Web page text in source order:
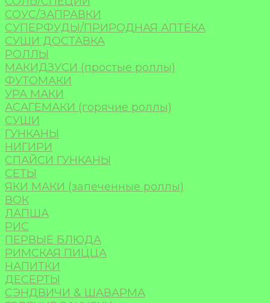
СОУС/ЗАПРАВКИ
СУПЕРФУДЫ/ПРИРОДНАЯ АПТЕКА
СУШИ ДОСТАВКА
РОЛЛЫ
МАКИДЗУСИ (простые роллы)
ФУТОМАКИ
УРА МАКИ
АСАГЕМАКИ (горячие роллы)
СУШИ
ГУНКАНЫ
НИГИРИ
СПАЙСИ ГУНКАНЫ
СЕТЫ
ЯКИ МАКИ (запеченные роллы)
ВОК
ЛАПША
РИС
ПЕРВЫЕ БЛЮДА
РИМСКАЯ ПИЦЦА
НАПИТКИ
ДЕСЕРТЫ
СЭНДВИЧИ & ШАВАРМА